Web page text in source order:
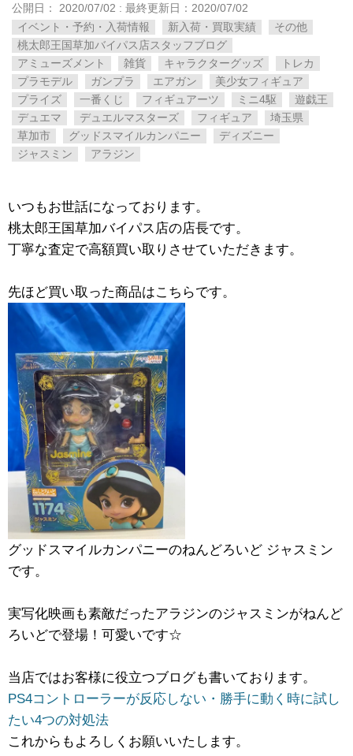
公開日： 2020/07/02 : 最終更新日：2020/07/02
イベント・予約・入荷情報
新入荷・買取実績
その他
桃太郎王国草加バイパス店スタッフブログ
アミューズメント
雑貨 キャラクターグッズ
トレカ
プラモデル
ガンプラ エアガン
美少女フィギュア
プライズ
一番くじ フィギュアーツ ミニ4駆
遊戯王
デュエマ
デュエルマスターズ フィギュア
埼玉県
草加市
グッドスマイルカンパニー
ディズニー
ジャスミン
アラジン
いつもお世話になっております。
桃太郎王国草加バイパス店の店長です。
丁寧な査定で高額買い取りさせていただきます。
先ほど買い取った商品はこちらです。
グッドスマイルカンパニーのねんどろいど ​ジャスミン
です。
実写化映画も素敵だったアラジンのジャスミンがねんど
ろいどで登場！可愛いです☆
当店ではお客様に役立つブログも書いております。
PS4コントローラーが反応しない・勝手に動く時に試し
たい4つの対処法
これからもよろしくお願いいたします。